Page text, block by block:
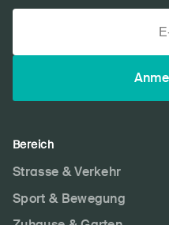
Bereich
Strasse & Verkehr
Sport & Bewegung